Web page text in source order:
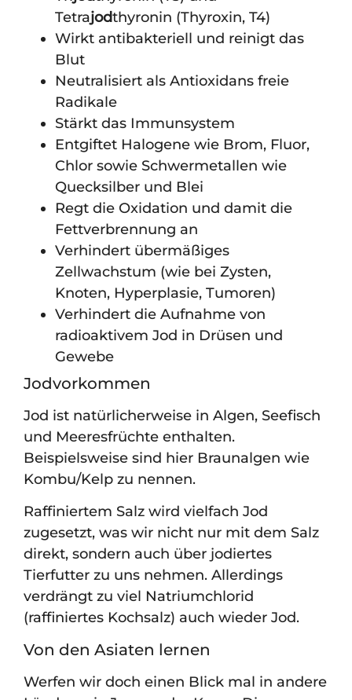
Tetrajodthyronin (Thyroxin, T4)
Wirkt antibakteriell und reinigt das
Blut
Neutralisiert als Antioxidans freie
Radikale
Stärkt das Immunsystem
Entgiftet Halogene wie Brom, Fluor,
Chlor sowie Schwermetallen wie
Quecksilber und Blei
Regt die Oxidation und damit die
Fettverbrennung an
Verhindert übermäßiges
Zellwachstum (wie bei Zysten,
Knoten, Hyperplasie, Tumoren)
Verhindert die Aufnahme von
radioaktivem Jod in Drüsen und
Gewebe
Jodvorkommen
Jod ist natürlicherweise in Algen, Seefisch
und Meeresfrüchte enthalten.
Beispielsweise sind hier Braunalgen wie
Kombu/Kelp zu nennen.
Raffiniertem Salz wird vielfach Jod
zugesetzt, was wir nicht nur mit dem Salz
direkt, sondern auch über jodiertes
Tierfutter zu uns nehmen. Allerdings
verdrängt zu viel Natriumchlorid
(raffiniertes Kochsalz) auch wieder Jod.
Von den Asiaten lernen
Werfen wir doch einen Blick mal in andere